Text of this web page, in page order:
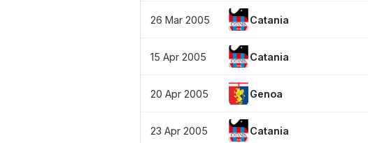
26 Mar 2005 Catania
15 Apr 2005 Catania
20 Apr 2005 Genoa
23 Apr 2005 Catania